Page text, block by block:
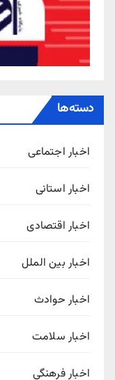
دسته‌ها
اخبار اجتماعی
اخبار استانی
اخبار اقتصادی
اخبار بین الملل
اخبار حوادث
اخبار سلامت
اخبار فرهنگی